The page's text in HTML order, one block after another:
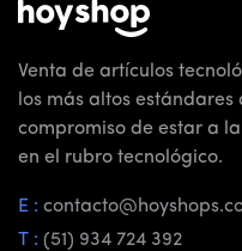
Venta de artículos
los más altos
compromiso de estar a
en el rubro tecnológico.
E :
T : (51) 934 724 392